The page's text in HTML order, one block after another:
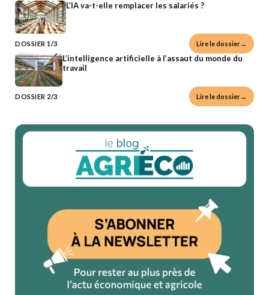
L’IA va-t-elle remplacer les salariés ?
DOSSIER 1/3 Lire le dossier→
L’intelligence artificielle à l’assaut du monde du
travail
DOSSIER 2/3 Lire le dossier→